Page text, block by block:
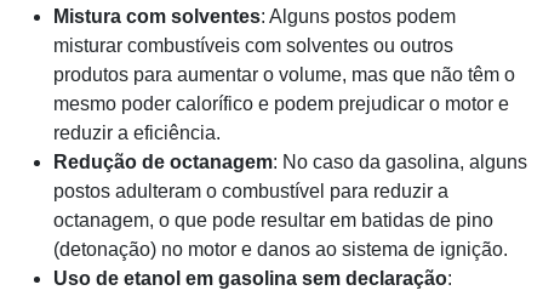
Mistura com solventes: Alguns postos podem
misturar combustíveis com solventes ou outros
produtos para aumentar o volume, mas que não têm o
mesmo poder calorífico e podem prejudicar o motor e
reduzir a eficiência.
Redução de octanagem: No caso da gasolina, alguns
postos adulteram o combustível para reduzir a
octanagem, o que pode resultar em batidas de pino
(detonação) no motor e danos ao sistema de ignição.
Uso de etanol em gasolina sem declaração: